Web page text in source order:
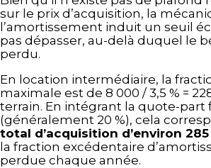
sur le prix d’acquisition, la
l’amortissement induit un seuil
pas dépasser, au-delà duquel le
perdu.
En location intermédiaire, la
maximale est de 8 000 / 3,5 % =
terrain. En intégrant la quote-part
(généralement 20 %), cela
total d’acquisition d’environ
la fraction excédentaire
perdue chaque année.